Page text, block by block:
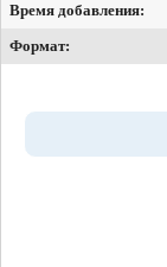
Время добавления:
Формат: